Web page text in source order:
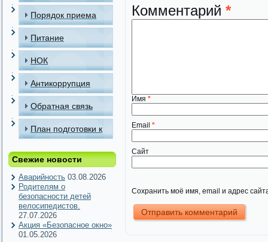
Порядок приема
детей в МАДОУ
Питание
НОК
Антикоррупция
Обратная связь
План подготовки к
периоду
Свежие новости
Аварийность 03.08.2026
Родителям о
безопасности детей
велосипедистов.
27.07.2026
Акция «Безопасное окно»
01.05.2026
Комментарий *
Имя *
Email *
Сайт
Сохранить моё имя, email и адрес